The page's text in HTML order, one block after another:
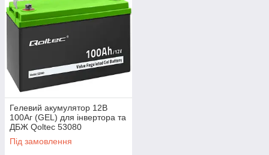
Гелевий акумулятор 12В
100Аг (GEL) для інвертора та
ДБЖ Qoltec 53080
Під замовлення